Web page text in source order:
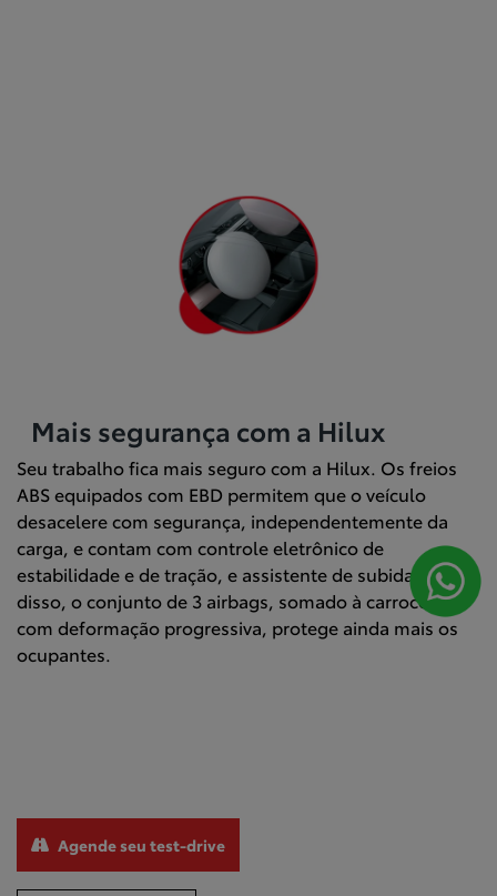
Mais segurança com a Hilux
Seu trabalho fica mais seguro com a Hilux. Os freios
ABS equipados com EBD permitem que o veículo
desacelere com segurança, independentemente da
carga, e contam com controle eletrônico de
estabilidade e de tração, e assistente de subida. Além
disso, o conjunto de 3 airbags, somado à carroceria
com deformação progressiva, protege ainda mais os
ocupantes.
Agende seu test-drive